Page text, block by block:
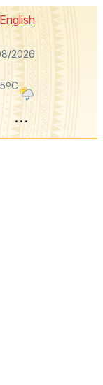
English
2026